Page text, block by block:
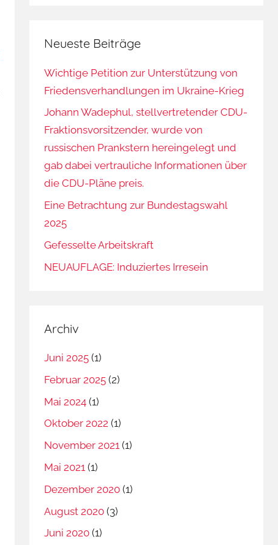
Neueste Beiträge
Wichtige Petition zur Unterstützung von
Friedensverhandlungen im Ukraine-Krieg
Johann Wadephul, stellvertretender CDU-
Fraktionsvorsitzender, wurde von
russischen Prankstern hereingelegt und
gab dabei vertrauliche Informationen über
die CDU-Pläne preis.
Eine Betrachtung zur Bundestagswahl
2025
Gefesselte Arbeitskraft
NEUAUFLAGE: Induziertes Irresein
Archiv
Juni 2025 (1)
Februar 2025 (2)
Mai 2024 (1)
Oktober 2022 (1)
November 2021 (1)
Mai 2021 (1)
Dezember 2020 (1)
August 2020 (3)
Juni 2020 (1)